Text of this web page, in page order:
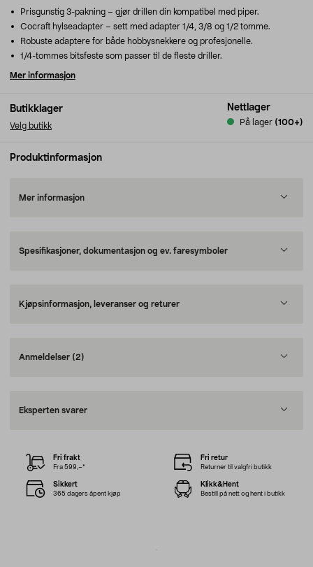
Butikklager
Velg butikk
Nettlager
På lager (100+)
Prisgunstig 3-pakning – gjør drillen din kompatibel med piper.
Cocraft hylseadapter – sett med adapter 1/4, 3/8 og 1/2 tomme.
Robuste adaptere for både hobbysnekkere og profesjonelle.
1/4-tommes bitsfeste som passer til de fleste driller.
Mer informasjon
Produktinformasjon
Mer informasjon
Spesifikasjoner, dokumentasjon og ev. faresymboler
Kjøpsinformasjon, leveranser og returer
Anmeldelser (2)
Eksperten svarer
Fri frakt
Fra 599,–*
Fri retur
Returner til valgfri butikk
Sikkert
365 dagers åpent kjøp
Klikk&Hent
Bestill på nett og hent i butikk